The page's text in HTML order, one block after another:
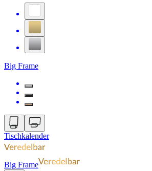
Big Frame
Tischkalender
Big Frame